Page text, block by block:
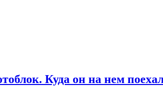
Куда он на нем